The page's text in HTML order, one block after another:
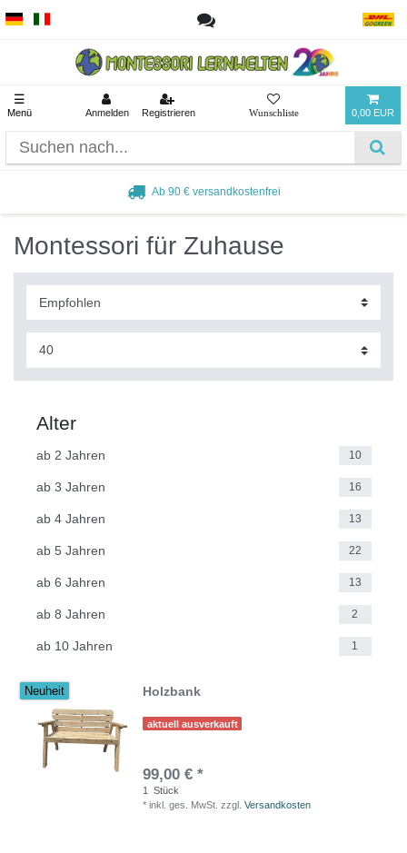
☰
Menü Anmelden Registrieren 0,00 EUR
Beliebt bei Pädagogen und Eltern
Montessori für Zuhause
Alter
ab 2 Jahren 10
ab 3 Jahren 16
ab 4 Jahren 13
ab 5 Jahren 22
ab 6 Jahren 13
ab 8 Jahren 2
ab 10 Jahren 1
Neuheit Holzbank
aktuell ausverkauft
99,00 € *
1
Stück
*inkl. ges. MwSt. zzgl.Versandkosten